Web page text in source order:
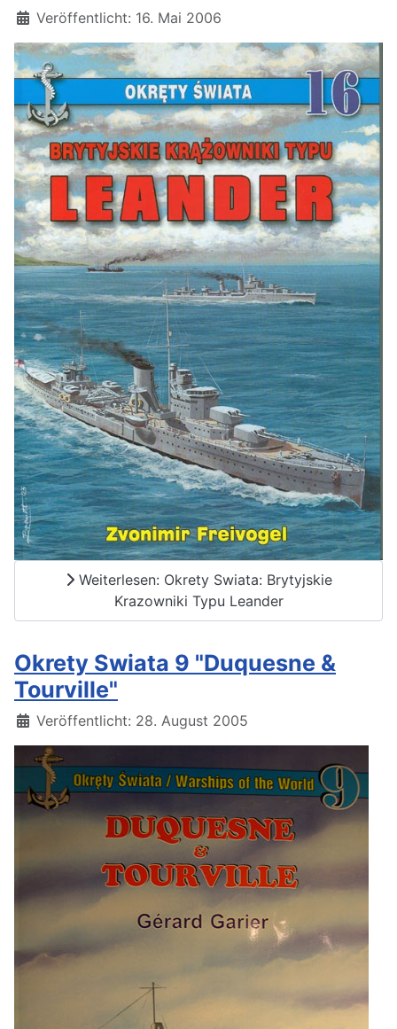
Details
Veröffentlicht: 16. Mai 2006
Weiterlesen: Okrety Swiata: Brytyjskie
Krazowniki Typu Leander
Okrety Swiata 9 "Duquesne &
Tourville"
Details
Veröffentlicht: 28. August 2005